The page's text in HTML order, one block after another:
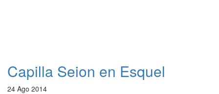
Capilla Seion en Esquel
24 Ago 2014